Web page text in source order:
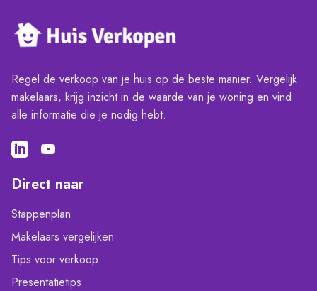
Regel de verkoop van je huis op de beste manier. Vergelijk
makelaars, krijg inzicht in de waarde van je woning en vind
alle informatie die je nodig hebt.
Direct naar
Stappenplan
Makelaars vergelijken
Tips voor verkoop
Presentatietips